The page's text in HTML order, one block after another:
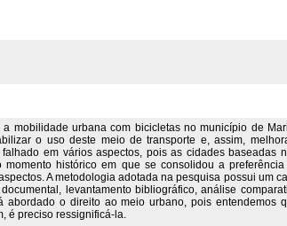
mobilidade urbana com bicicletas no município de
o uso deste meio de transporte e, assim,
em vários aspectos, pois as cidades baseadas
histórico em que se consolidou a
A metodologia adotada na pesquisa possui um
levantamento bibliográfico, análise
abordado o direito ao meio urbano, pois entendemos
é preciso ressignificá-la.